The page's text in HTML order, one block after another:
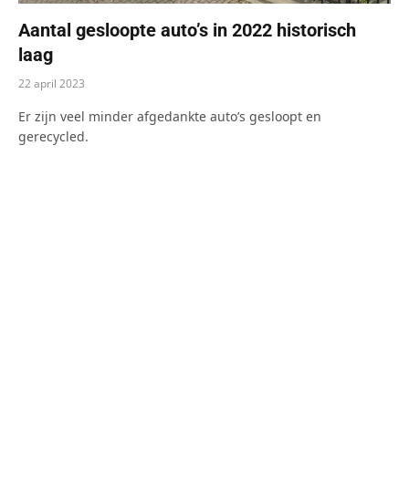
Aantal gesloopte auto’s in 2022 historisch
laag
22 april 2023
Er zijn veel minder afgedankte auto’s gesloopt en
gerecycled.